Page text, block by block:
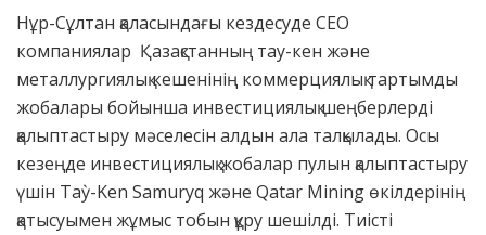
Нұр-Сұлтан қаласындағы кездесуде CEO
компаниялар Қазақстанның тау-кен және
металлургиялық кешенінің коммерциялық тартымды
жобалары бойынша инвестициялық шеңберлерді
қалыптастыру мәселесін алдын ала талқылады. Осы
кезеңде инвестициялық жобалар пулын қалыптастыру
үшін Taỳ-Ken Samuryq және Qatar Mining өкілдерінің
қатысуымен жұмыс тобын құру шешілді. Тиісті